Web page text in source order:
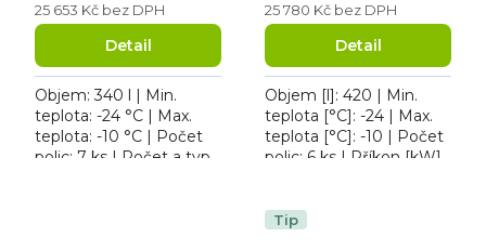
25 653 Kč bez DPH
Detail
Objem: 340 l | Min.
teplota: -24 °C | Max.
teplota: -10 °C | Počet
polic: 7 ks | Počet a typ
25 780 Kč bez DPH
Detail
Objem [l]: 420 | Min.
teplota [°C]: -24 | Max.
teplota [°C]: -10 | Počet
polic: 6 ks | Příkon [kW]:
spotřeba 818...
Tip